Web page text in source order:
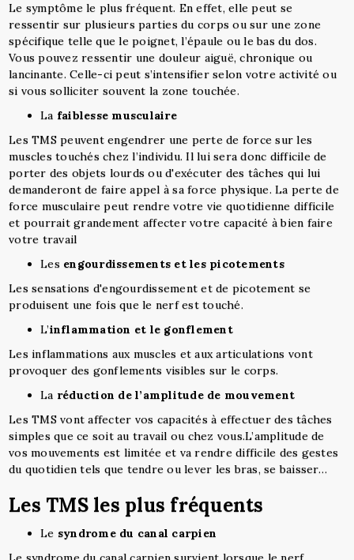
Le symptôme le plus fréquent. En effet, elle peut se
ressentir sur plusieurs parties du corps ou sur une zone
spécifique telle que le poignet, l’épaule ou le bas du dos.
Vous pouvez ressentir une douleur aiguë, chronique ou
lancinante. Celle-ci peut s’intensifier selon votre activité ou
si vous solliciter souvent la zone touchée.
La faiblesse musculaire
Les TMS peuvent engendrer une perte de force sur les
muscles touchés chez l’individu. Il lui sera donc difficile de
porter des objets lourds ou d'exécuter des tâches qui lui
demanderont de faire appel à sa force physique. La perte de
force musculaire peut rendre votre vie quotidienne difficile
et pourrait grandement affecter votre capacité à bien faire
votre travail
Les engourdissements et les picotements
Les sensations d'engourdissement et de picotement se
produisent une fois que le nerf est touché.
L’inflammation et le gonflement
Les inflammations aux muscles et aux articulations vont
provoquer des gonflements visibles sur le corps.
La réduction de l’amplitude de mouvement
Les TMS vont affecter vos capacités à effectuer des tâches
simples que ce soit au travail ou chez vous.L’amplitude de
vos mouvements est limitée et va rendre difficile des gestes
du quotidien tels que tendre ou lever les bras, se baisser…
Les TMS les plus fréquents
Le syndrome du canal carpien